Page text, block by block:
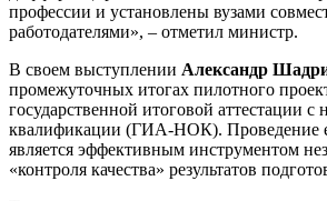
профессии и установлены вузами
работодателями», – отметил министр.
В своем выступлении Александр
промежуточных итогах пилотного
государственной итоговой аттестации c
квалификации (ГИА-НОК). Проведение
является эффективным инструментом
«контроля качества» результатов